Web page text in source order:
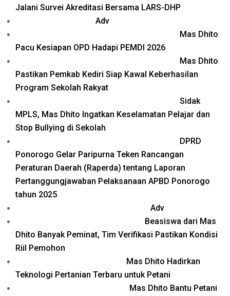
Jalani Survei Akreditasi Bersama LARS-DHP
Adv
Mas Dhito
Pacu Kesiapan OPD Hadapi PEMDI 2026
Mas Dhito
Pastikan Pemkab Kediri Siap Kawal Keberhasilan
Program Sekolah Rakyat
Sidak
MPLS, Mas Dhito Ingatkan Keselamatan Pelajar dan
Stop Bullying di Sekolah
DPRD
Ponorogo Gelar Paripurna Teken Rancangan
Peraturan Daerah (Raperda) tentang Laporan
Pertanggungjawaban Pelaksanaan APBD Ponorogo
tahun 2025
Adv
Beasiswa dari Mas
Dhito Banyak Peminat, Tim Verifikasi Pastikan Kondisi
Riil Pemohon
Mas Dhito Hadirkan
Teknologi Pertanian Terbaru untuk Petani
Mas Dhito Bantu Petani